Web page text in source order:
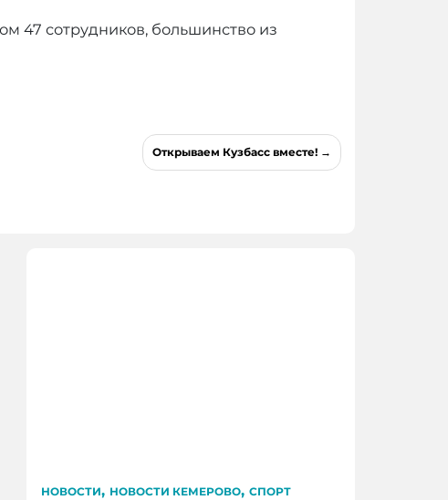
47 сотрудников, большинство из
Открываем Кузбасс вместе!
НОВОСТИ, НОВОСТИ КЕМЕРОВО, СПОРТ